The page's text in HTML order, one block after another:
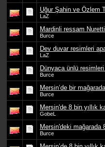
Uğur Şahin ve Özlem
LaZ
Mardinli ressam
Burce
Dev duvar resimleri
LaZ
Dünyaca ünlü resimleri
Burce
Mersin’de bir
Burce
Mersin'de 8 bin yıllık
GobeL
Mersin'deki mağarada
Burce